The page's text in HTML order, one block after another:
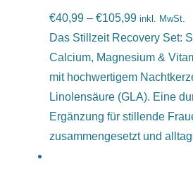
AUF.
DIE
AUF
DER
€40,99 – €105,99
€40,99
bis
€105,99
inkl. MwSt.
Das Stillzeit Recovery Set:
Calcium, Magnesium &
mit hochwertigem
Linolensäure (GLA). Eine
Ergänzung für stillende
zusammengesetzt und